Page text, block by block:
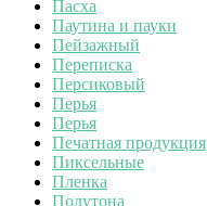
Пасха
Паутина и пауки
Пейзажный
Переписка
Персиковый
Перья
Перья
Печатная продукция
Пиксельные
Пленка
Полутона